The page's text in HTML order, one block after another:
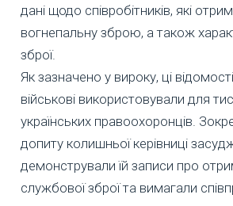
дані щодо співробітників, які
вогнепальну зброю, а також
зброї.
Як зазначено у вироку, ці
військові використовували для
українських правоохоронців.
допиту колишньої керівниці
демонстрували їй записи про
службової зброї та вимагали